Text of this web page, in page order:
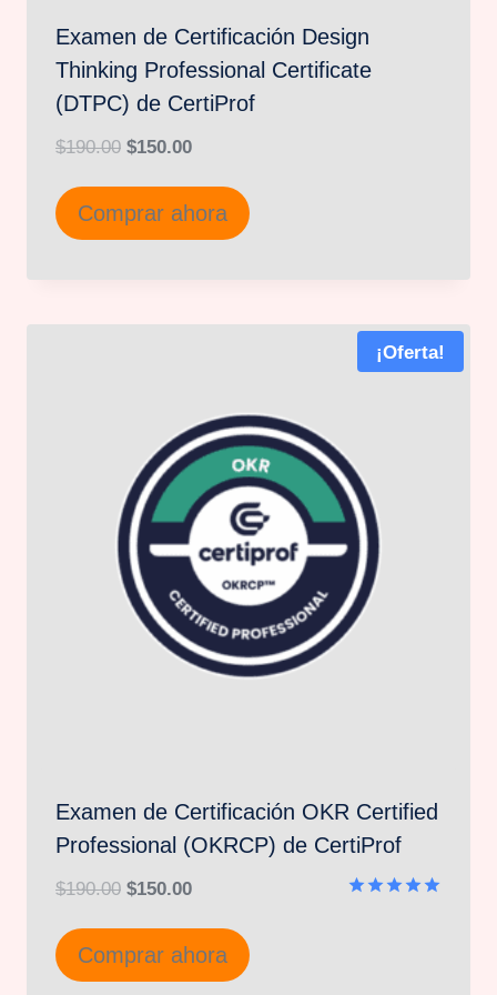
Examen de Certificación Design
Thinking Professional Certificate
(DTPC) de CertiProf
$190.00 El
precio
original
$150.00El
precio
actual
Comprar ahora
¡Oferta!
Examen de Certificación OKR Certified
Professional (OKRCP) de CertiProf
$190.00 El
precio
original
$150.00El
precio
actual
Comprar ahora